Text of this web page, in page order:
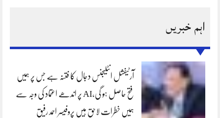
اہم خبریں
آرٹیفشل انٹلیجنس دجال کا فتنہ ہے جس پر ہمیں
فتح حاصل ہو گی،AI پر اندھے اعتماد کی وجہ سے
ہمیں خطرات لاحق ہیں پروفیسر احمد رفیق